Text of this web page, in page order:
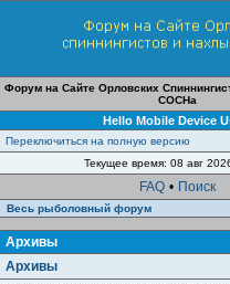
Форум на Сайте Орловских
СОСНа
Hello Mobile Device
Переключиться на полную версию
Текущее время: 08 авг
FAQ • Поиск
Весь рыболовный форум
Архивы
Архивы